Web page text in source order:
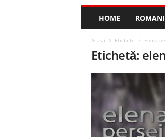
HOME
Acasă Etichete Elena
Etichetă: